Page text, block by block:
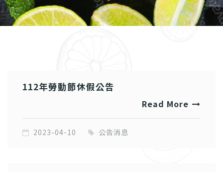
112年勞動節休假公告
Read More
2023-04-10 公告消息